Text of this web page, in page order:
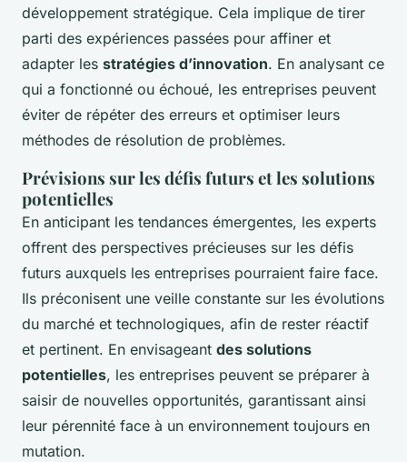
développement stratégique. Cela implique de tirer
parti des expériences passées pour affiner et
adapter les stratégies d’innovation. En analysant ce
qui a fonctionné ou échoué, les entreprises peuvent
éviter de répéter des erreurs et optimiser leurs
méthodes de résolution de problèmes.
Prévisions sur les défis futurs et les solutions
potentielles
En anticipant les tendances émergentes, les experts
offrent des perspectives précieuses sur les défis
futurs auxquels les entreprises pourraient faire face.
Ils préconisent une veille constante sur les évolutions
du marché et technologiques, afin de rester réactif
et pertinent. En envisageant des solutions
potentielles, les entreprises peuvent se préparer à
saisir de nouvelles opportunités, garantissant ainsi
leur pérennité face à un environnement toujours en
mutation.